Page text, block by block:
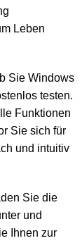
Leben
Sie Windows
testen.
Funktionen
Sie sich für
und intuitiv
Sie die
und
Ihnen zur